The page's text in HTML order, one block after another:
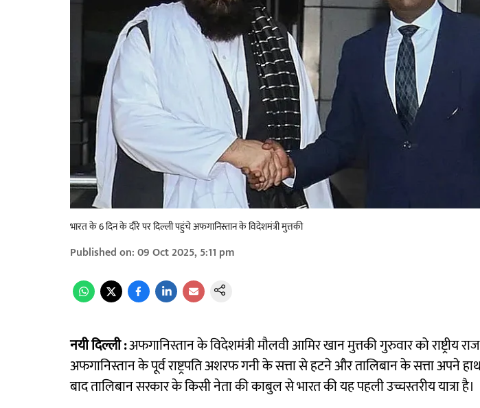
भारत के 6 दिन के दौरे पर दिल्ली पहुंचे अफगानिस्तान के विदेशमंत्री मुत्तकी
Published on:09 Oct 2025, 5:11 pm
नयी दिल्ली :अफगानिस्तान के विदेशमंत्री मौलवी आमिर खान मुत्तकी गुरुवार को राष्ट्रीय
अफगानिस्तान के पूर्व राष्ट्रपति अशरफ गनी के सत्ता से हटने और तालिबान के सत्ता अपने
बाद तालिबान सरकार के किसी नेता की काबुल से भारत की यह पहली उच्चस्तरीय यात्रा है।